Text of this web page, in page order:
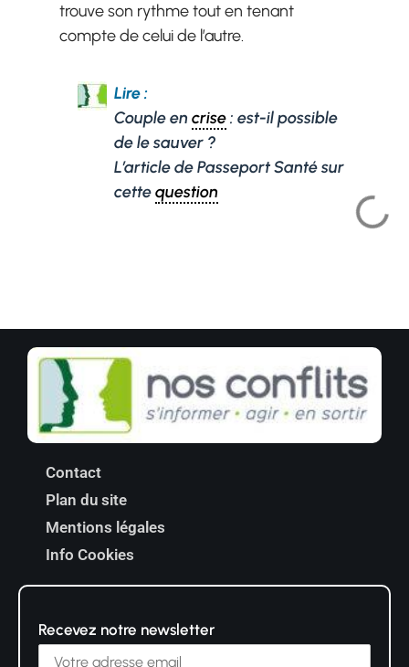
trouve son rythme tout en tenant
compte de celui de l’autre.
Lire :
Couple en crise: est-il possible
de le sauver ?
L’article de Passeport Santé sur
cettequestion
Contact
Plan du site
Mentions légales
Info Cookies
Recevez notre newsletter